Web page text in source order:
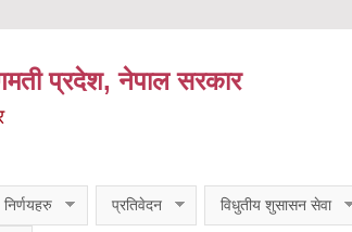
प्रदेश, नेपाल सरकार
निर्णयहरु प्रतिवेदन विधुतीय शुसासन सेवा